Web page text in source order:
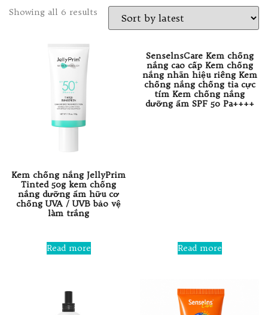
Showing all 6 results
Kem chống nắng JellyPrim
Tinted 50g kem chống
nắng dưỡng ẩm hữu cơ
chống UVA / UVB bảo vệ
làm trắng
0
out
Read more
SenselnsCare Kem chống
nắng cao cấp Kem chống
nắng nhãn hiệu riêng Kem
chống nắng chống tia cực
tím Kem chống nắng
dưỡng ẩm SPF 50 Pa++++
Read more